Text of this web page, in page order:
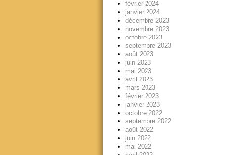
février 2024
janvier 2024
décembre 2023
novembre 2023
octobre 2023
septembre 2023
août 2023
juin 2023
mai 2023
avril 2023
mars 2023
février 2023
janvier 2023
octobre 2022
septembre 2022
août 2022
juin 2022
mai 2022